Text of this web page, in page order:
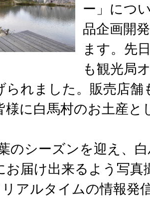
ー」につ
品企画開
ます。先
も観光局
られました。販売店舗
様に白馬村のお土産と
のシーズンを迎え、
お届け出来るよう写真
アルタイムの情報発